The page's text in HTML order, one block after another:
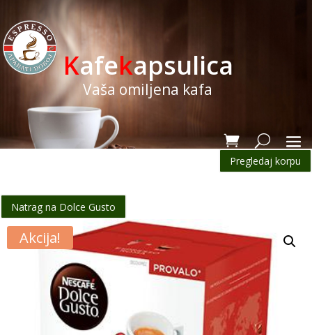
Kafekapsulica
Vaša omiljena kafa
Pregledaj korpu
Natrag na Dolce Gusto
Akcija!